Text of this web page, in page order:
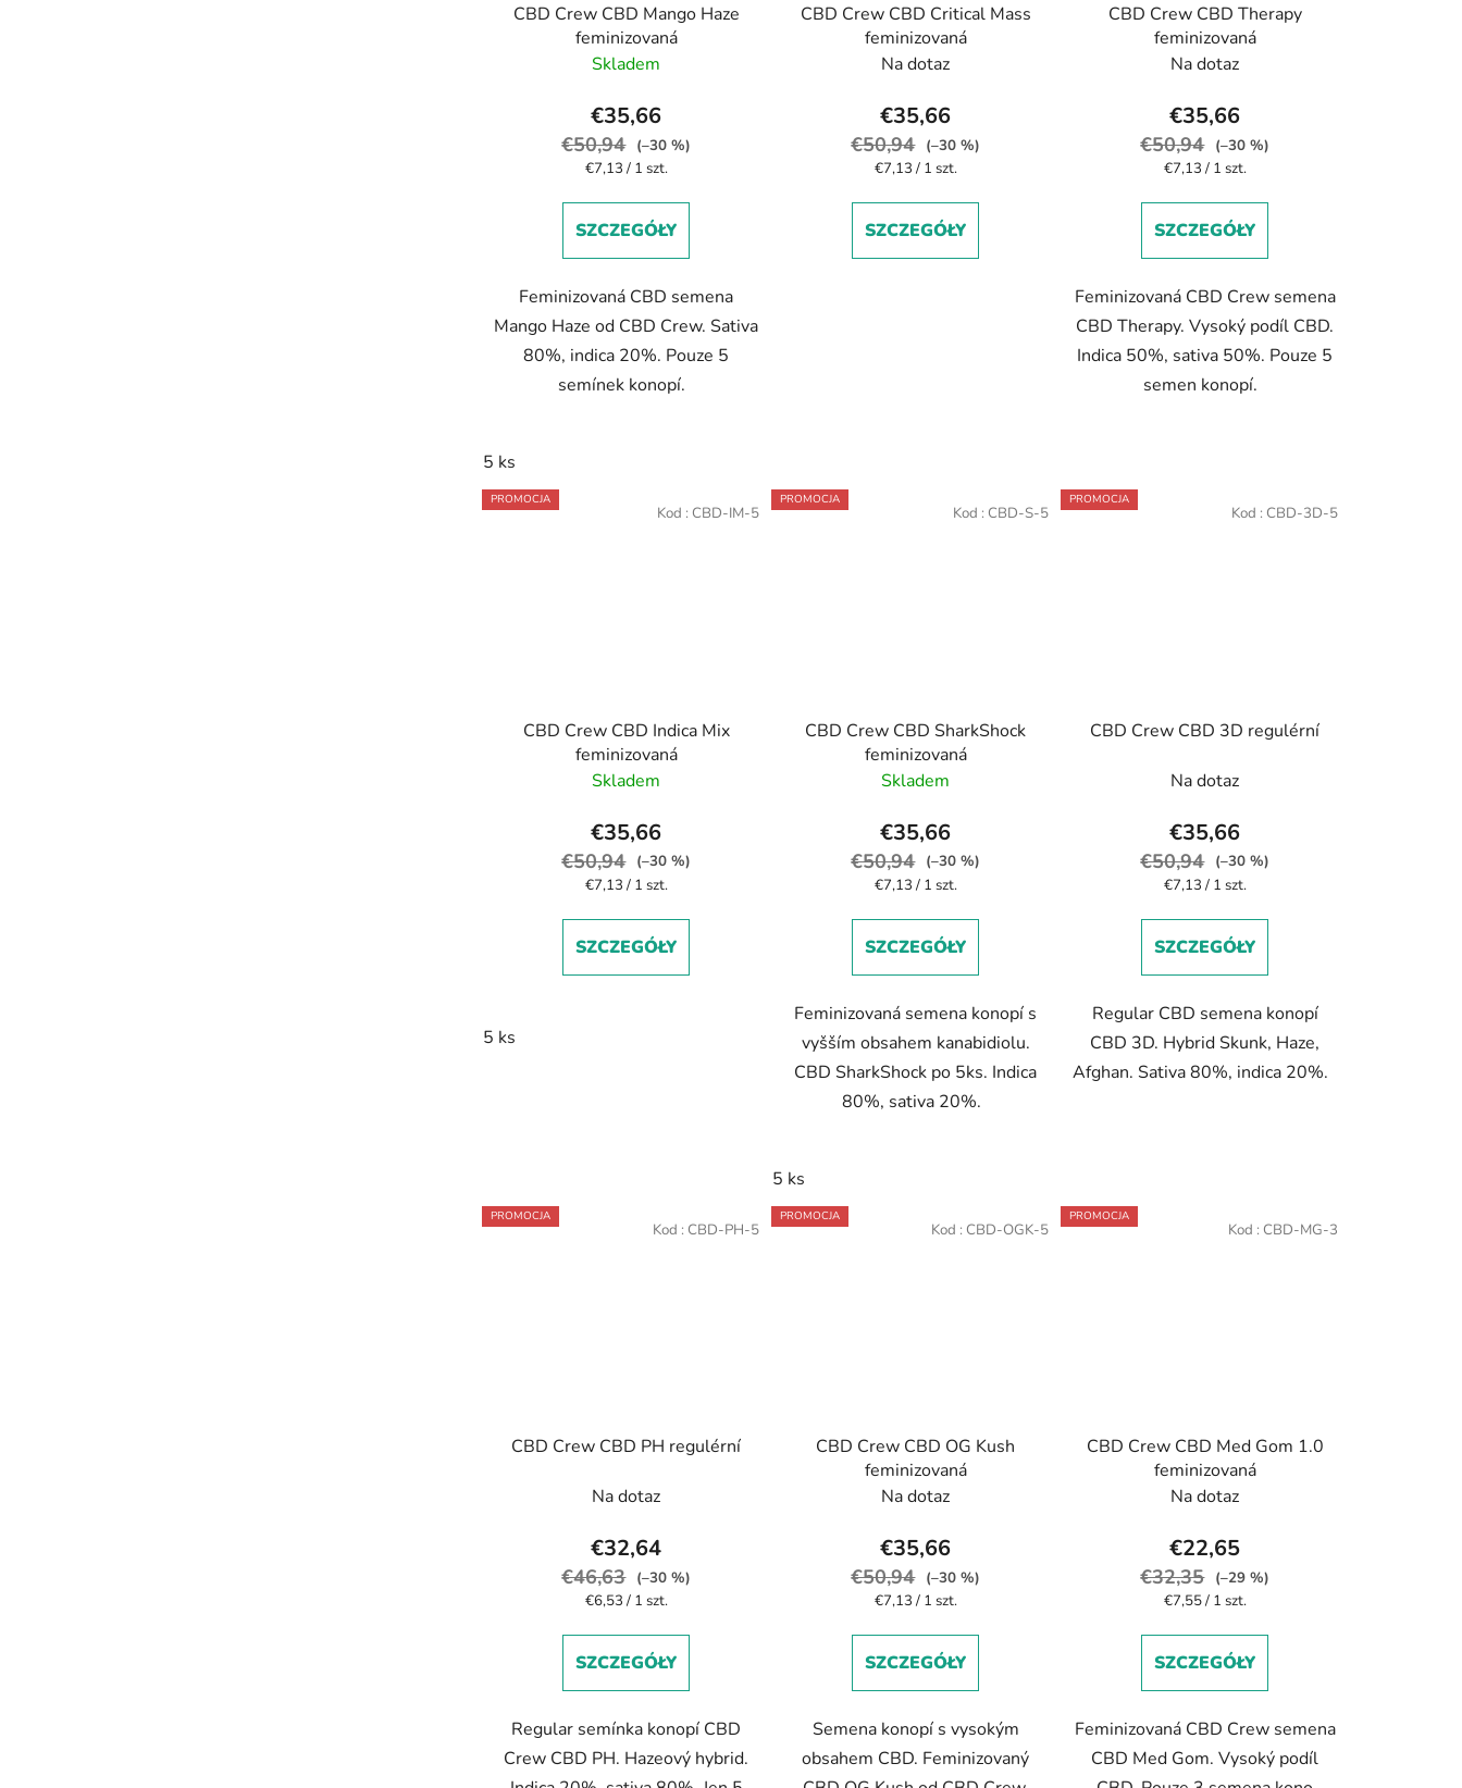
CBD Crew CBD Mango Haze
feminizovaná
Skladem
€35,66
€50,94 (–30 %)
Cena
€7,13 / 1 szt.
SZCZEGÓŁY
Feminizovaná CBD semena
Mango Haze od CBD Crew. Sativa
80%, indica 20%. Pouze 5
semínek konopí.
5 ks
CBD Crew CBD Critical Mass
feminizovaná
Na dotaz
€35,66
€50,94 (–30 %)
Cena
€7,13 / 1 szt.
SZCZEGÓŁY
CBD Crew CBD Therapy
feminizovaná
Na dotaz
€35,66
€50,94 (–30 %)
Cena
€7,13 / 1 szt.
SZCZEGÓŁY
Feminizovaná CBD Crew semena
CBD Therapy. Vysoký podíl CBD.
Indica 50%, sativa 50%. Pouze 5
semen konopí.
PROMOCJA
CBD Crew CBD Indica Mix
feminizovaná
Skladem
€35,66
€50,94 (–30 %)
Cena
€7,13 / 1 szt.
SZCZEGÓŁY
5 ks
Kod : CBD-IM-5
PROMOCJA
CBD Crew CBD SharkShock
feminizovaná
Skladem
€35,66
€50,94 (–30 %)
Cena
€7,13 / 1 szt.
SZCZEGÓŁY
Feminizovaná semena konopí s
vyšším obsahem kanabidiolu.
CBD SharkShock po 5ks. Indica
80%, sativa 20%.
5 ks
Kod : CBD-S-5
PROMOCJA
CBD Crew CBD 3D regulérní
Na dotaz
€35,66
€50,94 (–30 %)
Cena
€7,13 / 1 szt.
SZCZEGÓŁY
Regular CBD semena konopí
CBD 3D. Hybrid Skunk, Haze,
Afghan. Sativa 80%, indica 20%.
Kod : CBD-3D-5
PROMOCJA
CBD Crew CBD PH regulérní
Na dotaz
€32,64
€46,63 (–30 %)
Cena
€6,53 / 1 szt.
SZCZEGÓŁY
Regular semínka konopí CBD
Crew CBD PH. Hazeový hybrid.
Kod : CBD-PH-5
PROMOCJA
CBD Crew CBD OG Kush
feminizovaná
Na dotaz
€35,66
€50,94 (–30 %)
Cena
€7,13 / 1 szt.
SZCZEGÓŁY
Semena konopí s vysokým
obsahem CBD. Feminizovaný
Kod : CBD-OGK-5
PROMOCJA
CBD Crew CBD Med Gom 1.0
feminizovaná
Na dotaz
€22,65
€32,35 (–29 %)
Cena
€7,55 / 1 szt.
SZCZEGÓŁY
Feminizovaná CBD Crew semena
CBD Med Gom. Vysoký podíl
Kod : CBD-MG-3